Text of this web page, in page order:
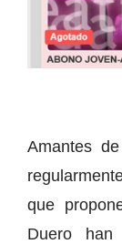
Amantes
que
Duero